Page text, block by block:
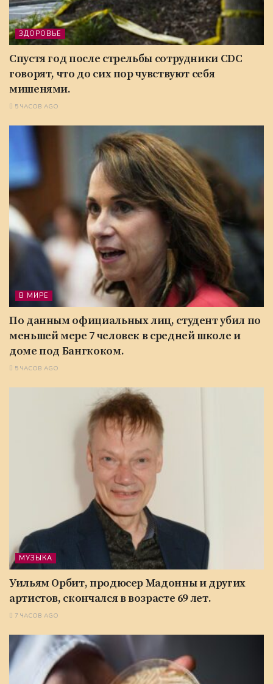
ЗДОРОВЬЕ
Спустя год после стрельбы сотрудники CDC
говорят, что до сих пор чувствуют себя
мишенями.
5 ЧАСОВ AGO
В МИРЕ
По данным официальных лиц, студент убил по
меньшей мере 7 человек в средней школе и
доме под Бангкоком.
5 ЧАСОВ AGO
МУЗЫКА
Уильям Орбит, продюсер Мадонны и других
артистов, скончался в возрасте 69 лет.
7 ЧАСОВ AGO